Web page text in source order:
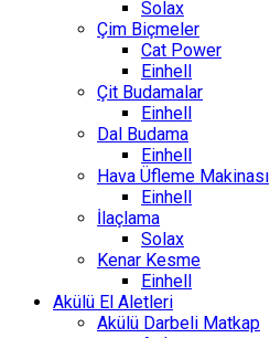
Solax
Çim Biçmeler
Cat Power
Einhell
Çit Budamalar
Einhell
Dal Budama
Einhell
Hava Üfleme Makinası
Einhell
İlaçlama
Solax
Kenar Kesme
Einhell
Akülü El Aletleri
Akülü Darbeli Matkap